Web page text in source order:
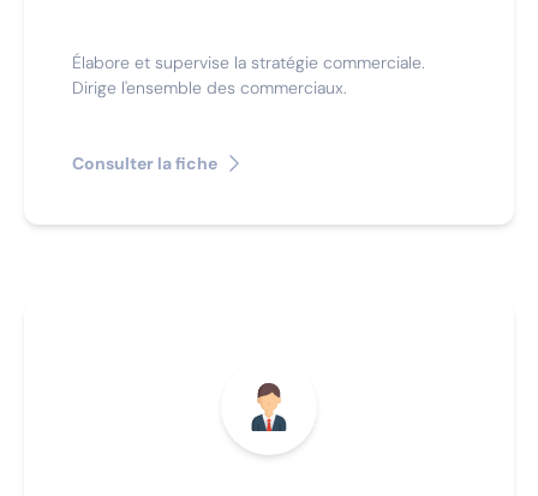
Élabore et supervise la stratégie commerciale.
Dirige l'ensemble des commerciaux.
Consulter la fiche